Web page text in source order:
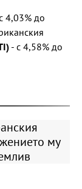
4,03% до
- с 4,58% до
му